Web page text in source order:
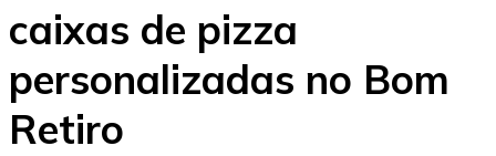
caixas de pizza
personalizadas no Bom
Retiro